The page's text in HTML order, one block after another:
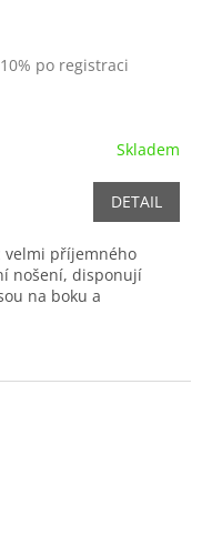
po registraci
Skladem
DETAIL
velmi příjemného
nošení, disponují
na boku a